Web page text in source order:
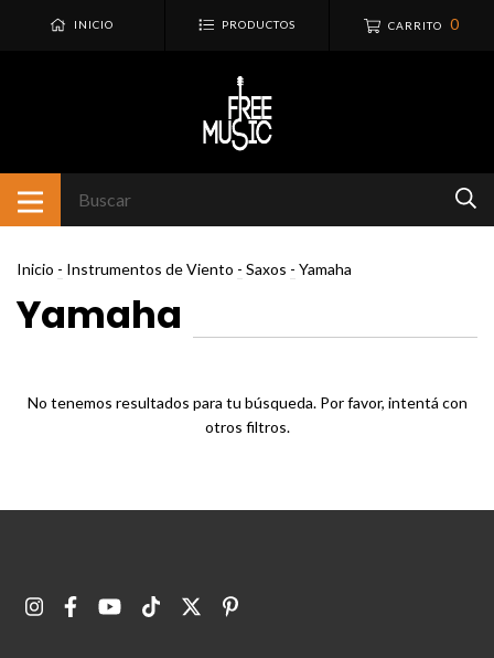
INICIO PRODUCTOS CARRITO 0
Inicio - Instrumentos de Viento - Saxos - Yamaha
Yamaha
No tenemos resultados para tu búsqueda. Por favor, intentá con
otros filtros.